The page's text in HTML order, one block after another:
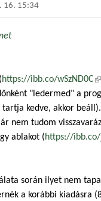
16. 15:34
https://ibb.co/wSzND0C
"ledermed" a
tartja kedve, akkor
nem tudom
ablakot (https://
során ilyet nem
a korábbi kiadásra